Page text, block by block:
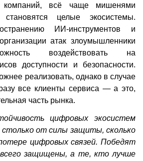
компаний, всё чаще мишенями
становятся целые экосистемы.
ИИ-инструментов и
атак злоумышленники
воздействовать на
доступности и безопасности.
реализовать, однако в случае
все клиенты сервиса — а это,
часть рынка.
цифровых экосистем
столько от силы защиты, сколько
цифровых связей. Победят
защищены, а те, кто лучше